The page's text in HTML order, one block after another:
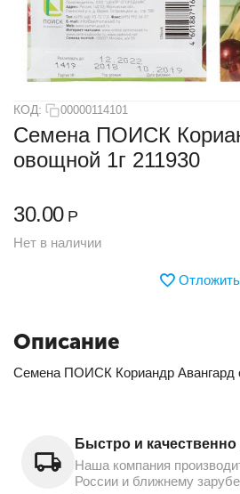
КОД: 00000114101
Семена ПОИСК
овощной 1г 211930
30.00 Р
Нет в наличии
Отложить
Описание
Семена ПОИСК Кориандр Авангард
Быстро и
Наша компания
России и ближнему